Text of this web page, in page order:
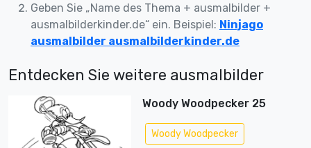
Geben Sie „Name des Thema + ausmalbilder +
ausmalbilderkinder.de“ ein. Beispiel: Ninjago
ausmalbilder ausmalbilderkinder.de
Entdecken Sie weitere ausmalbilder
Woody Woodpecker 25
Woody Woodpecker